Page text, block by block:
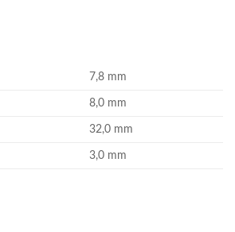
7,8 mm
8,0 mm
32,0 mm
3,0 mm